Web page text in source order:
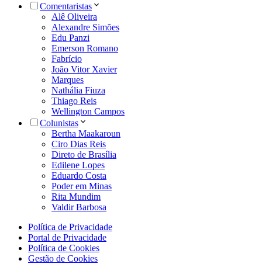
Comentaristas
Alê Oliveira
Alexandre Simões
Edu Panzi
Emerson Romano
Fabrício
João Vitor Xavier
Marques
Nathália Fiuza
Thiago Reis
Wellington Campos
Colunistas
Bertha Maakaroun
Ciro Dias Reis
Direto de Brasília
Edilene Lopes
Eduardo Costa
Poder em Minas
Rita Mundim
Valdir Barbosa
Política de Privacidade
Portal de Privacidade
Política de Cookies
Gestão de Cookies